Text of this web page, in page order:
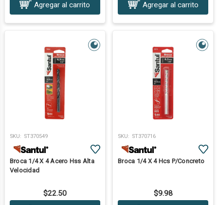
Agregar al carrito
Agregar al carrito
SKU: ST370549
Broca 1/4 X 4 Acero Hss Alta
Velocidad
$22.50
SKU: ST370716
Broca 1/4 X 4 Hcs P/Concreto
$9.98